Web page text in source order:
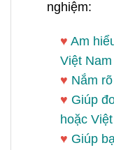
nghiệm:
♥ Am
Việt
♥ Nắm
♥ Giúp
hoặc
♥ Giúp